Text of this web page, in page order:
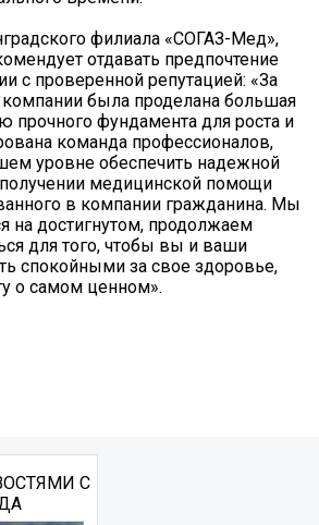
филиала «СОГАЗ-Мед»,
отдавать предпочтение
с проверенной репутацией: «За
была проделана большая
прочного фундамента для роста и
команда профессионалов,
уровне обеспечить надежной
медицинской помощи
в компании гражданина. Мы
на достигнутом, продолжаем
для того, чтобы вы и ваши
спокойными за свое здоровье,
о самом ценном».
С